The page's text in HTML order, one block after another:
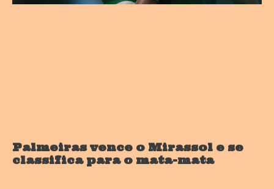
Palmeiras vence o Mirassol e se
classifica para o mata-mata